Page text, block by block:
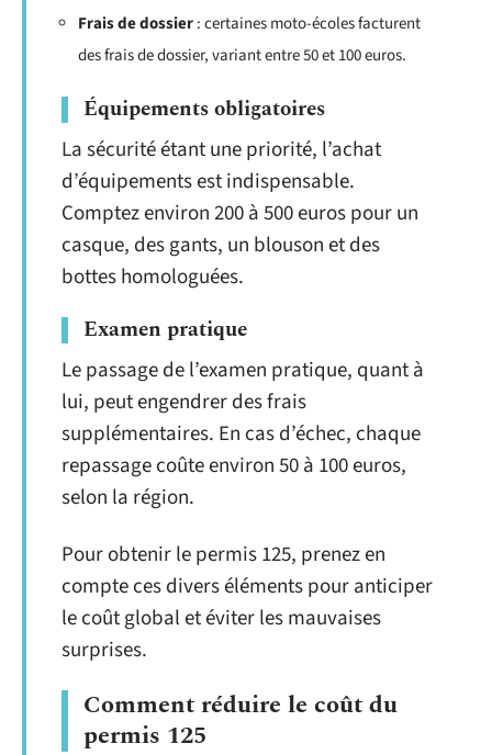
Frais de dossier: certaines moto-écoles facturent
des frais de dossier, variant entre 50 et 100 euros.
Équipements obligatoires
La sécurité étant une priorité, l’achat
d’équipements est indispensable.
Comptez environ 200 à 500 euros pour un
casque, des gants, un blouson et des
bottes homologuées.
Examen pratique
Le passage de l’examen pratique, quant à
lui, peut engendrer des frais
supplémentaires. En cas d’échec, chaque
repassage coûte environ 50 à 100 euros,
selon la région.
Pour obtenir le permis 125, prenez en
compte ces divers éléments pour anticiper
le coût global et éviter les mauvaises
surprises.
Comment réduire le coût du
permis 125